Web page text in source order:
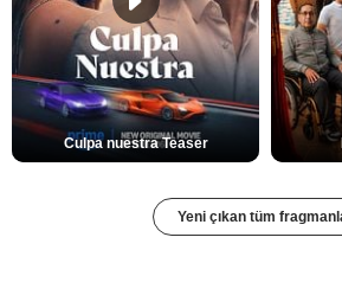
Culpa nuestra Teaser
Yeni çıkan tüm